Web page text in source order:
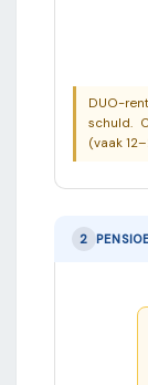
DUO-
schuld.
(vaak
2